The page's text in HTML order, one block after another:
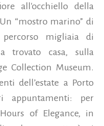
all'occhiello della
“mostro marino” di
migliaia di
trovato casa, sulla
Collection Museum.
dell’estate a Porto
appuntamenti: per
of Elegance, in